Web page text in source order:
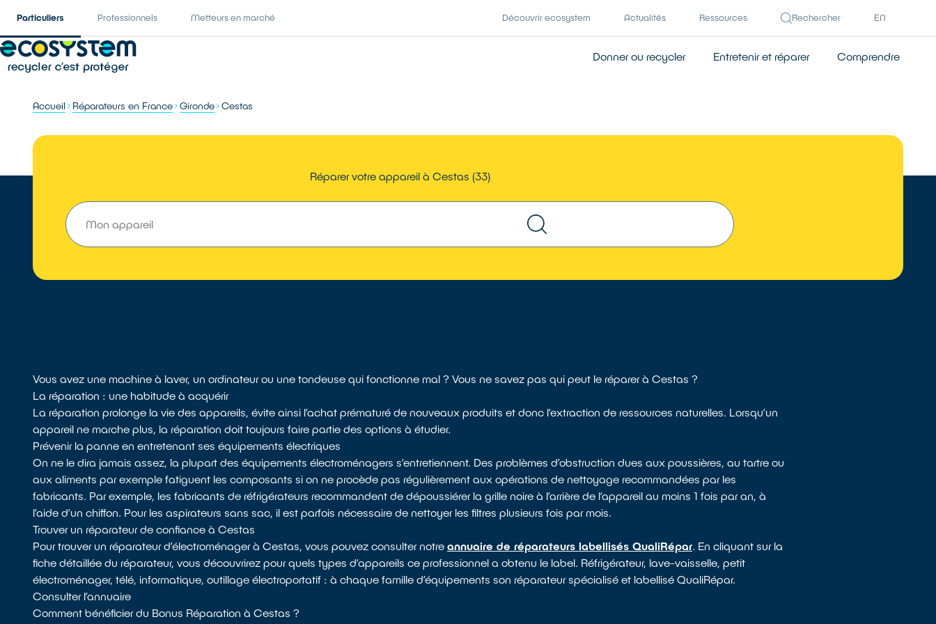
Particuliers Professionnels Metteurs en marché Découvrir ecosystem Actualités Ressources Rechercher EN
Donner ou recycler Entretenir et réparer Comprendre
Accueil Réparateurs en France Gironde Cestas
Réparer votre appareil à Cestas (33)
Vous avez une machine à laver, un ordinateur ou une tondeuse qui fonctionne mal ? Vous ne savez pas qui peut le réparer à Cestas ?
La réparation : une habitude à acquérir
La réparation prolonge la vie des appareils, évite ainsi l’achat prématuré de nouveaux produits et donc l’extraction de ressources naturelles. Lorsqu’un
appareil ne marche plus, la réparation doit toujours faire partie des options à étudier.
Prévenir la panne en entretenant ses équipements électriques
On ne le dira jamais assez, la plupart des équipements électroménagers s’entretiennent. Des problèmes d’obstruction dues aux poussières, au tartre ou
aux aliments par exemple fatiguent les composants si on ne procède pas régulièrement aux opérations de nettoyage recommandées par les
fabricants. Par exemple, les fabricants de réfrigérateurs recommandent de dépoussiérer la grille noire à l’arrière de l’appareil au moins 1 fois par an, à
l’aide d’un chiffon. Pour les aspirateurs sans sac, il est parfois nécessaire de nettoyer les filtres plusieurs fois par mois.
Trouver un réparateur de confiance à Cestas
Pour trouver un réparateur d’électroménager à Cestas, vous pouvez consulter notreannuaire de réparateurs labellisés QualiRépar. En cliquant sur la
fiche détaillée du réparateur, vous découvrirez pour quels types d’appareils ce professionnel a obtenu le label. Réfrigérateur, lave-vaisselle, petit
électroménager, télé, informatique, outillage électroportatif : à chaque famille d’équipements son réparateur spécialisé et labellisé QualiRépar.
Consulter l’annuaire
Comment bénéficier du Bonus Réparation à Cestas ?